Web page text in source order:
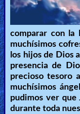
comparar con la
muchísimos
los hijos de Dios
presencia de
precioso tesoro
muchísimos
pudimos ver que
durante toda